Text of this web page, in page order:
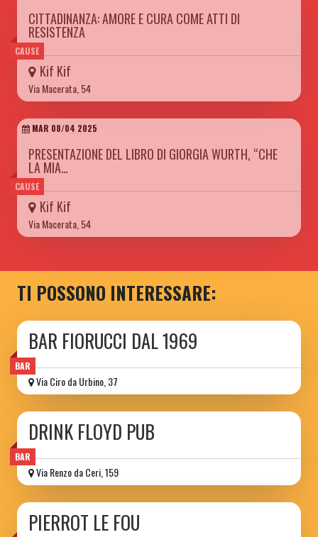
CAUSE
CITTADINANZA: AMORE E CURA COME ATTI DI
RESISTENZA
Kif Kif
Via Macerata, 54
CAUSE
MAR 08/04 2025
PRESENTAZIONE DEL LIBRO DI GIORGIA WURTH, “CHE
LA MIA…
Kif Kif
Via Macerata, 54
TI POSSONO INTERESSARE:
BAR
BAR FIORUCCI DAL 1969
Via Ciro da Urbino, 37
BAR
DRINK FLOYD PUB
Via Renzo da Ceri, 159
PIERROT LE FOU